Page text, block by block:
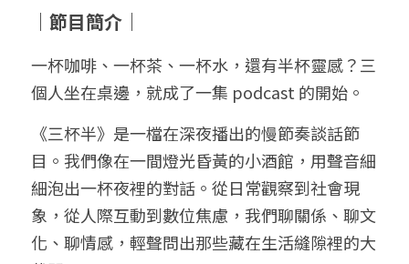
｜節目簡介｜
一杯咖啡、一杯茶、一杯水，還有半杯靈感？三
個人坐在桌邊，就成了一集 podcast 的開始。
《三杯半》是一檔在深夜播出的慢節奏談話節
目。我們像在一間燈光昏黃的小酒館，用聲音細
細泡出一杯夜裡的對話。從日常觀察到社會現
象，從人際互動到數位焦慮，我們聊關係、聊文
化、聊情感，輕聲問出那些藏在生活縫隙裡的大